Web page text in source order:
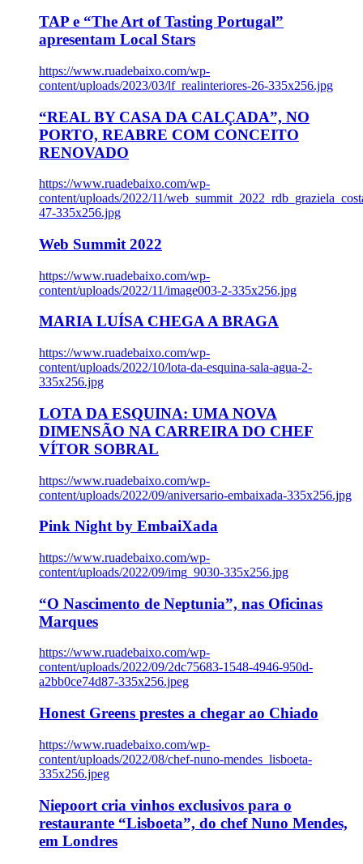
TAP e “The Art of Tasting Portugal”
apresentam Local Stars
https://www.ruadebaixo.com/wp-
content/uploads/2023/03/lf_realinteriores-26-335x256.jpg
“REAL BY CASA DA CALÇADA”, NO
PORTO, REABRE COM CONCEITO
RENOVADO
https://www.ruadebaixo.com/wp-
content/uploads/2022/11/
47-335x256.jpg
Web Summit 2022
https://www.ruadebaixo.com/wp-
content/uploads/2022/11/image003-2-335x256.jpg
MARIA LUÍSA CHEGA A BRAGA
https://www.ruadebaixo.com/wp-
content/uploads/2022/10/lota-da-esquina-sala-agua-2-
335x256.jpg
LOTA DA ESQUINA: UMA NOVA
DIMENSÃO NA CARREIRA DO CHEF
VÍTOR SOBRAL
https://www.ruadebaixo.com/wp-
content/uploads/2022/09/aniversario-embaixada-335x256.jpg
Pink Night by EmbaiXada
https://www.ruadebaixo.com/wp-
content/uploads/2022/09/img_9030-335x256.jpg
“O Nascimento de Neptunia”, nas Oficinas
Marques
https://www.ruadebaixo.com/wp-
content/uploads/2022/09/2dc75683-1548-4946-950d-
a2bb0ce74d87-335x256.jpeg
Honest Greens prestes a chegar ao Chiado
https://www.ruadebaixo.com/wp-
content/uploads/2022/08/chef-nuno-mendes_lisboeta-
335x256.jpeg
Niepoort cria vinhos exclusivos para o
restaurante “Lisboeta”, do chef Nuno Mendes,
em Londres